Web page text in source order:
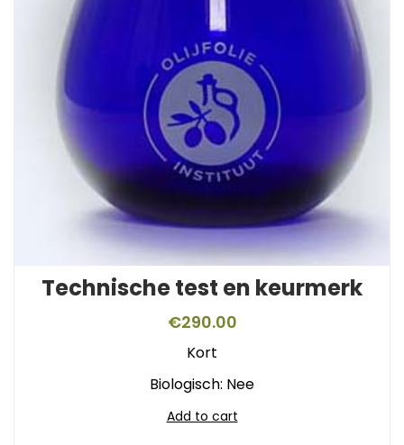
Technische test en keurmerk
€290.00
Kort
Biologisch: Nee
Add to cart